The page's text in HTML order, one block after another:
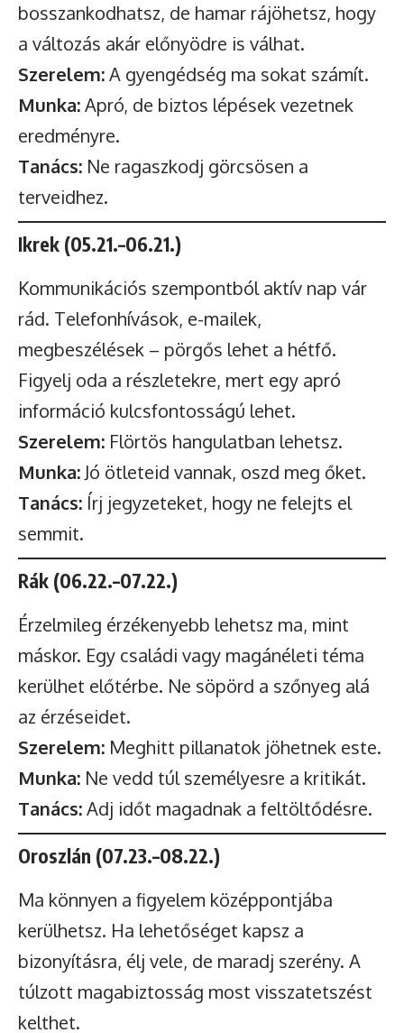
bosszankodhatsz, de hamar rájöhetsz, hogy
a változás akár előnyödre is válhat.
Szerelem:A gyengédség ma sokat számít.
Munka:Apró, de biztos lépések vezetnek
eredményre.
Tanács: Ne ragaszkodj görcsösen a
terveidhez.
Ikrek (05.21.–06.21.)
Kommunikációs szempontból aktív nap vár
rád. Telefonhívások, e-mailek,
megbeszélések – pörgős lehet a hétfő.
Figyelj oda a részletekre, mert egy apró
információ kulcsfontosságú lehet.
Szerelem: Flörtös hangulatban lehetsz.
Munka: Jó ötleteid vannak, oszd meg őket.
Tanács: Írj jegyzeteket, hogy ne felejts el
semmit.
Rák (06.22.–07.22.)
Érzelmileg érzékenyebb lehetsz ma, mint
máskor. Egy családi vagy magánéleti téma
kerülhet előtérbe. Ne söpörd a szőnyeg alá
az érzéseidet.
Szerelem: Meghitt pillanatok jöhetnek este.
Munka: Ne vedd túl személyesre a kritikát.
Tanács:Adj időt magadnak a feltöltődésre.
Oroszlán (07.23.–08.22.)
Ma könnyen a figyelem középpontjába
kerülhetsz. Ha lehetőséget kapsz a
bizonyításra, élj vele, de maradj szerény. A
túlzott magabiztosság most visszatetszést
kelthet.